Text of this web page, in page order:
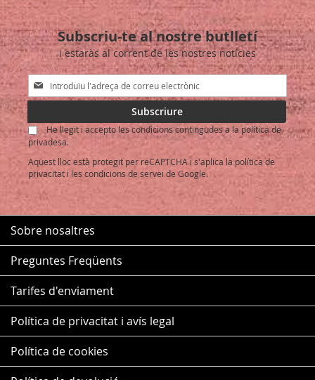
LLISTA
DE
DESITJOS
Subscriu-te al nostre butlletí
i estaràs al corrent de les nostres notícies
Sign
Up
Our
Newsletter:
Subscriure
He llegit i accepto les condicions contingudes a la política de
privadesa.
Aquest lloc està protegit per reCAPTCHA i s'aplica la política de
privacitat i lescondicions de servei de Google.
Sobre nosaltres
Preguntes Freqüents
Tarifes d'enviament
Política de privacitat i avís legal
Política de cookies